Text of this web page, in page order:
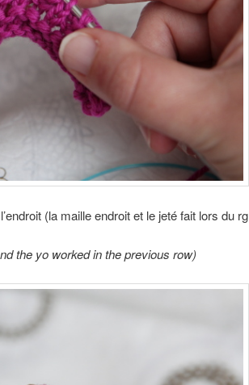
(la maille endroit et le jeté fait lors du rg
the yo worked in the previous row)